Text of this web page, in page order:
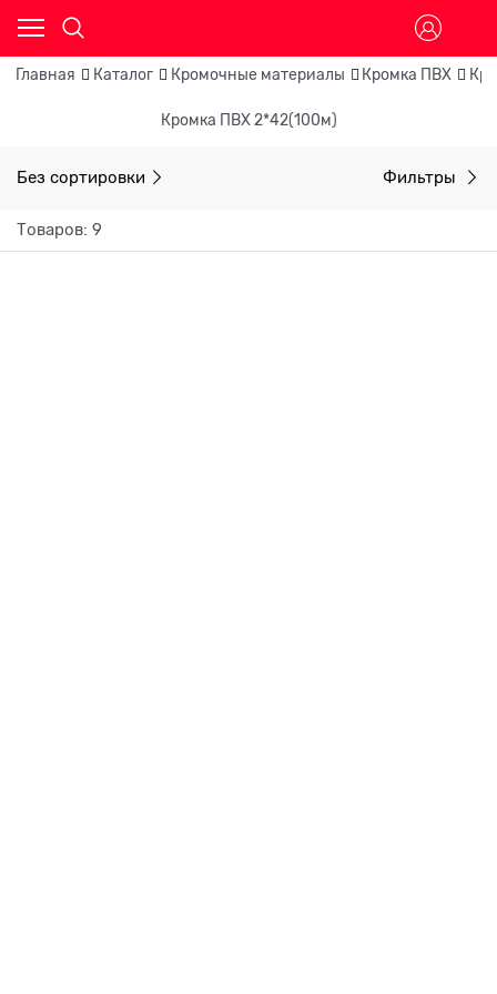
Главная Каталог Кромочные материалы Кромка ПВХ
Кромка ПВХ 2*42(100м)
Без сортировки Фильтры
Товаров: 9